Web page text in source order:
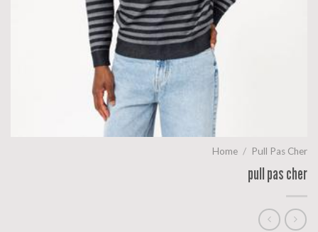
Home / Pull Pas Cher
pull pas cher